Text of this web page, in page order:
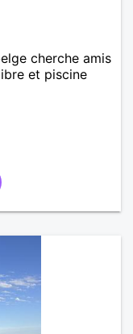
cherche amis
et piscine